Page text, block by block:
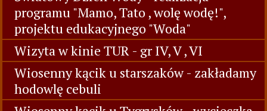
programu "Mamo, Tato , wolę wodę!",
projektu edukacyjnego "Woda"
Wizyta w kinie TUR - gr IV, V , VI
Wiosenny kącik u starszaków - zakładamy
hodowlę cebuli